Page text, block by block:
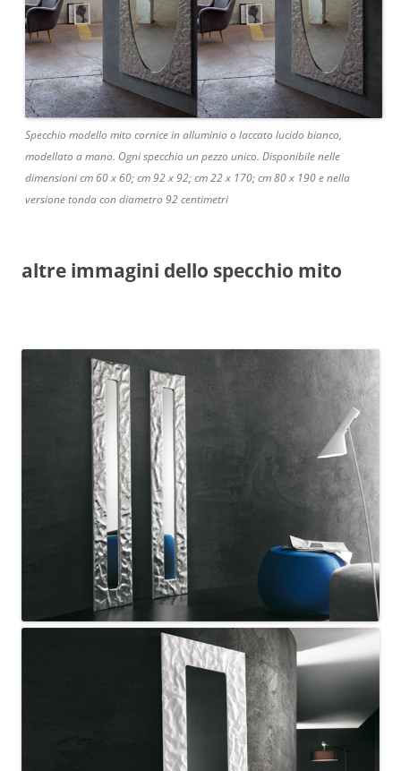
Specchio modello mito cornice in alluminio o laccato lucido bianco,
modellato a mano. Ogni specchio un pezzo unico. Disponibile nelle
dimensioni cm 60 x 60; cm 92 x 92; cm 22 x 170; cm 80 x 190 e nella
versione tonda con diametro 92 centimetri
altre immagini dello specchio mito